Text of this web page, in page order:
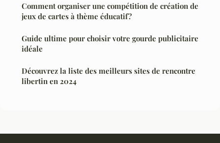
Comment organiser une compétition de création de
jeux de cartes à thème éducatif?
Guide ultime pour choisir votre gourde publicitaire
idéale
Découvrez la liste des meilleurs sites de rencontre
libertin en 2024